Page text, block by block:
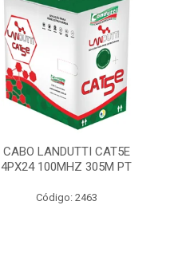
CABO LANDUTTI CAT5E
4PX24 100MHZ 305M PT
Código: 2463